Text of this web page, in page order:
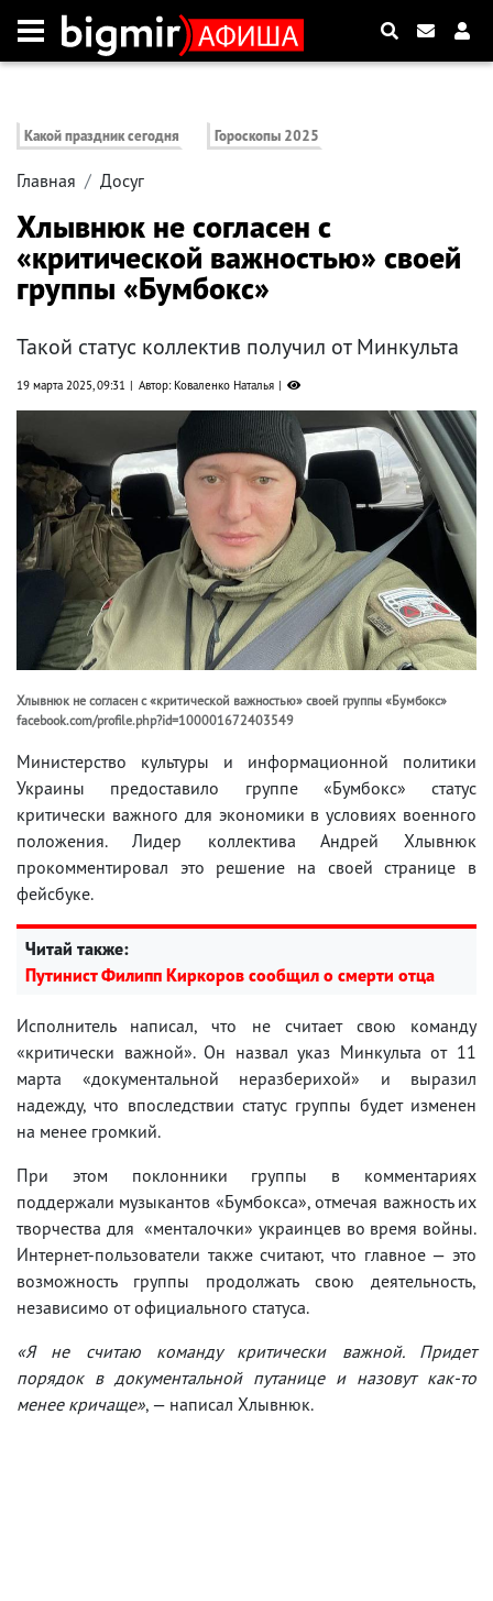
Какой праздник сегодня Гороскопы 2025
Главная Досуг
Хлывнюк не согласен с
«критической важностью» своей
группы «Бумбокс»
Такой статус коллектив получил от Минкульта
19 марта 2025, 09:31 Автор: Коваленко Наталья
Хлывнюк не согласен с «критической важностью» своей группы «Бумбокс»
facebook.com/profile.php?id=100001672403549
Министерство культуры и информационной политики
Украины предоставило группе «Бумбокс» статус
критически важного для экономики в условиях военного
положения. Лидер коллектива Андрей Хлывнюк
прокомментировал это решение на своей странице в
фейсбуке.
Читай также:
Путинист Филипп Киркоров сообщил о смерти отца
Исполнитель написал, что не считает свою команду
«критически важной». Он назвал указ Минкульта от 11
марта «документальной неразберихой» и выразил
надежду, что впоследствии статус группы будет изменен
на менее громкий.
При этом поклонники группы в комментариях
поддержали музыкантов «Бумбокса», отмечая важность их
творчества для «менталочки» украинцев во время войны.
Интернет-пользователи также считают, что главное — это
возможность группы продолжать свою деятельность,
независимо от официального статуса.
«Я не считаю команду критически важной. Придет
порядок в документальной путанице и назовут как-то
менее кричаще», — написал Хлывнюк.